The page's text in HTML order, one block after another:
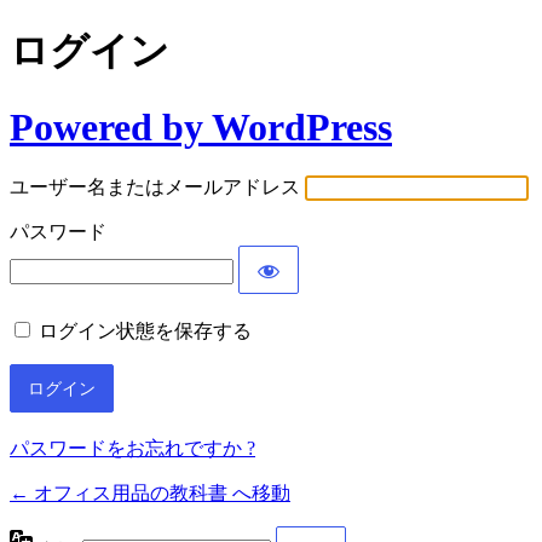
ログイン
Powered by WordPress
ユーザー名またはメールアドレス
パスワード
ログイン状態を保存する
パスワードをお忘れですか ?
← オフィス用品の教科書 へ移動